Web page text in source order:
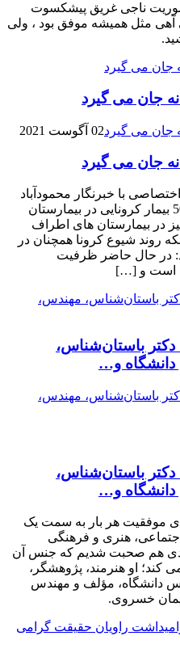
ناجی غریق پیشکسوت
مثل همیشه موفق بود ، ولی
جان می گیرد
02 آگوست 2021
جان می گیرد
با خبرنگار محمودآباد
آنلاین افزود:در حال حاضر 50 بیمار کرونایی در بیمارستان
و 71 نفر نیز در بیمارستان های اطراف
روند شیوع کرونا همچنان در
در حال حاضر ظرفیت
است و […]
دکتر باستان‌شناس،
و…
دکتر باستان‌شناس،
و…
موفقیت هر بار به سمت یک
هنری و فرهنگی
هم صحبت شدیم که جنس آن
کند؛ او هنرمند، پژوهشگر،
دانشگاه، مؤلف و مهندس
خسروی.